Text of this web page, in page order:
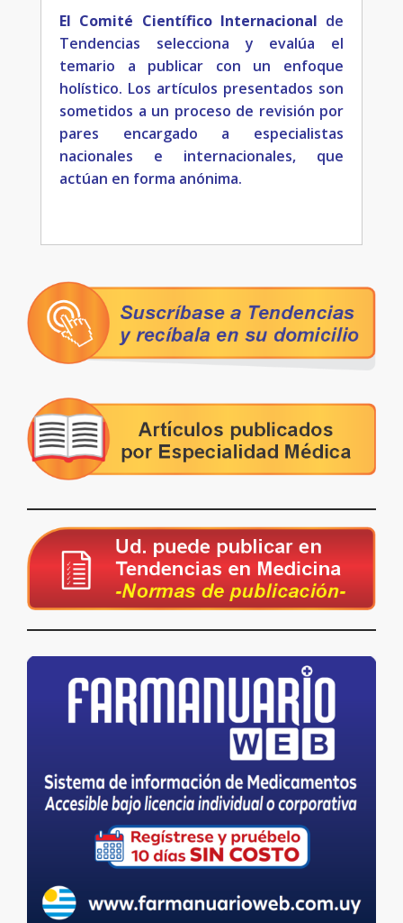
El Comité Científico Internacional de
Tendencias selecciona y evalúa el
temario a publicar con un enfoque
holístico. Los artículos presentados son
sometidos a un proceso de revisión por
pares encargado a especialistas
nacionales e internacionales, que
actúan en forma anónima.